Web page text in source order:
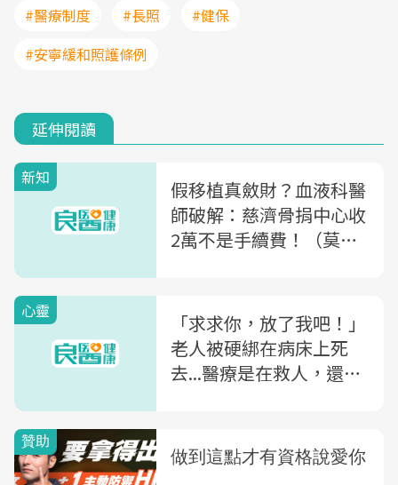
#醫療制度 #長照
#健保
#安寧緩和照護條例
延伸閱讀
新知
假移植真斂財？血液科醫
師破解：慈濟骨捐中心收
2萬不是手續費！（莫因
心靈
「求求你，放了我吧！」
老人被硬綁在病床上死
去...醫療是在救人，還是